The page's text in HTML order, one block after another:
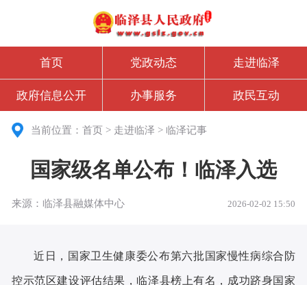
首页 党政动态 走进临泽
政府信息公开 办事服务 政民互动
当前位置：首页 > 走进临泽 > 临泽记事
国家级名单公布！临泽入选
来源：临泽县融媒体中心 2026-02-02 15:50
近日，国家卫生健康委公布第六批国家慢性病综合防
控示范区建设评估结果，临泽县榜上有名，成功跻身国家